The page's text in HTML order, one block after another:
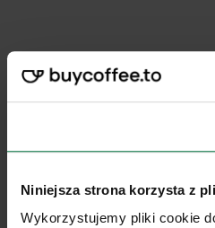
Niniejsza strona korzysta z
Wykorzystujemy pliki cookie